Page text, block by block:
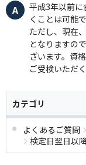
平成3年以前に
くことは可能で
ただし、現在
となりますの
ざいます。資
ご受検いただ
カテゴリ
よくあるご質問
検定日翌日以